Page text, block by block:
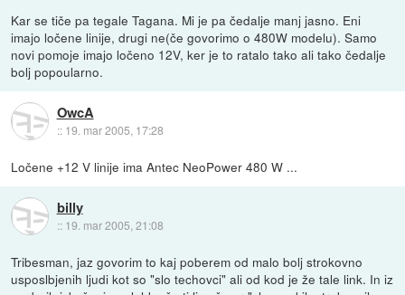
Kar se tiče pa tegale Tagana. Mi je pa čedalje manj jasno. Eni
imajo ločene linije, drugi ne(če govorimo o 480W modelu). Samo
novi pomoje imajo ločeno 12V, ker je to ratalo tako ali tako čedalje
bolj popoularno.
OwcA
:: 19. mar 2005, 17:28
Ločene +12 V linije ima Antec NeoPower 480 W ...
billy
:: 19. mar 2005, 21:08
Tribesman, jaz govorim to kaj poberem od malo bolj strokovno
usposlbjenih ljudi kot so "slo techovci" ali od kod je že tale link. In iz